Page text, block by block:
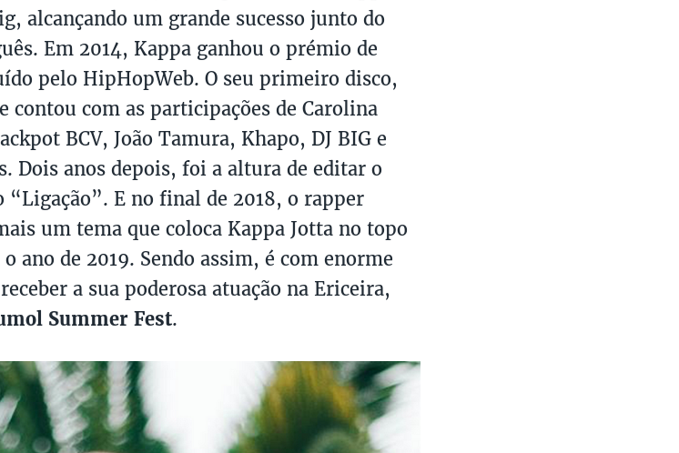
alcançando um grande sucesso junto do
Em 2014, Kappa ganhou o prémio de
pelo HipHopWeb. O seu primeiro disco,
contou com as participações de Carolina
BCV, João Tamura, Khapo, DJ BIG e
Dois anos depois, foi a altura de editar o
E no final de 2018, o rapper
um tema que coloca Kappa Jotta no topo
ano de 2019. Sendo assim, é com enorme
a sua poderosa atuação na Ericeira,
Summer Fest.